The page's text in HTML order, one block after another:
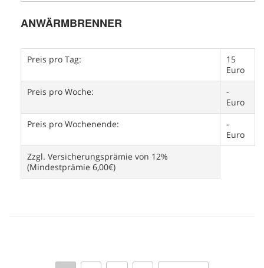
ANWÄRMBRENNER
Preis pro Tag:
15
Euro
Preis pro Woche:
-
Euro
Preis pro Wochenende:
-
Euro
Zzgl. Versicherungsprämie von 12%
(Mindestprämie 6,00€)